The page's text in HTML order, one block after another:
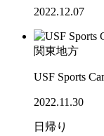
2022.12.07
関東地方
USF Sports
2022.11.30
日帰り